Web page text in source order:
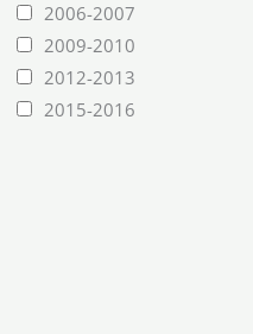
2006-2007
2009-2010
2012-2013
2015-2016